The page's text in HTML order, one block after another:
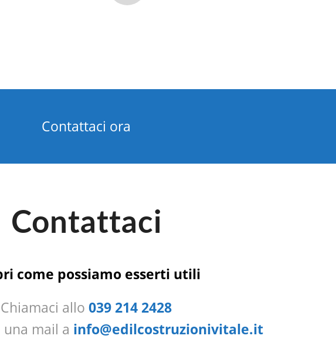
Contattaci ora
Contattaci
come possiamo esserti utili
Chiamaci allo 039 214 2428
mail a info@edilcostruzionivitale.it